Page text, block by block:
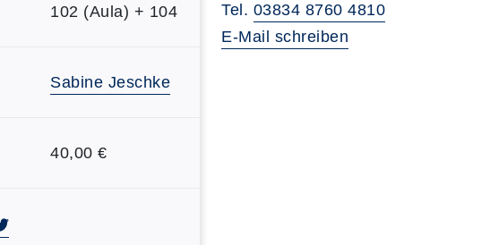
102 (Aula) + 104
Sabine Jeschke
40,00 €
Tel. 03834 8760 4810
E-Mail schreiben